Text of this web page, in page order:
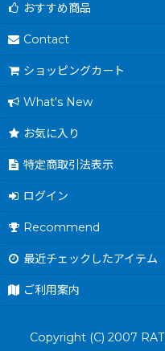
おすすめ商品
Contact
ショッピングカート
What's New
お気に入り
特定商取引法表示
ログイン
Recommend
最近チェックしたアイテム
ご利用案内
Copyright (C) 2007